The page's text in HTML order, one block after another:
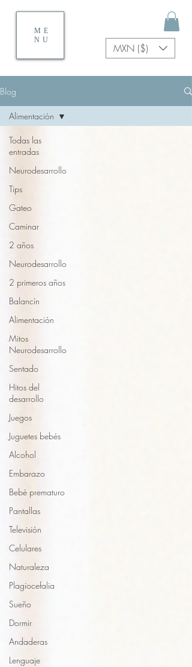
MXN ($)
ME
NU
Blog
Todas las
entradas
Neurodesarrollo
Tips
Gateo
Caminar
2 años
Neurodesarrollo
2 primeros años
Balancín
Alimentación
Mitos
Neurodesarrollo
Sentado
Hitos del
desarrollo
Juegos
Juguetes bebés
Alcohol
Embarazo
Bebé prematuro
Pantallas
Televisión
Celulares
Naturaleza
Plagiocefalia
Sueño
Dormir
Andaderas
Lenguaje
Alimentación